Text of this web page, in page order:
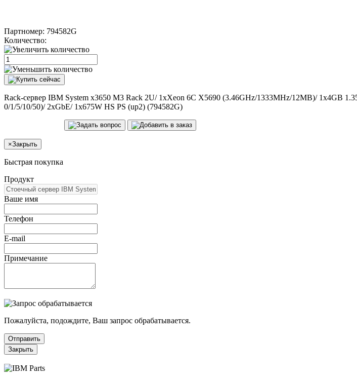
Партномер: 794582G
Количество:
Rack-сервер IBM System x3650 M3 Rack 2U/ 1xXeon 6C X5690 (3.46GHz/1333MHz/12MB)/ 1x4GB
0/1/5/10/50)/ 2xGbE/ 1x675W HS PS (up2) (794582G)
×Закрыть
Быстрая покупка
Продукт
Ваше имя
Телефон
E-mail
Примечание
Пожалуйста, подождите, Ваш запрос обрабатывается.
Отправить
Закрыть